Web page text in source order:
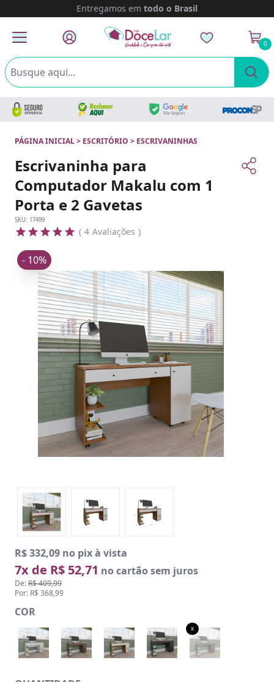
Parcele em até12xsem juros
0
PÁGINA INICIAL> ESCRITÓRIO > ESCRIVANINHAS
Escrivaninha para
Computador Makalu com 1
Porta e 2 Gavetas
SKU: 17499
4 Avaliações
R$ 332,09 no pix à vista
7x de R$ 52,71 no cartão sem juros
De:R$ 409,99
Por: R$ 368,99
- 10%
COR
x